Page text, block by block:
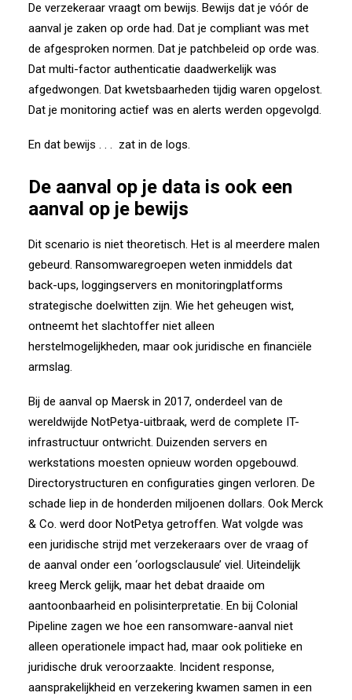
De verzekeraar vraagt om bewijs. Bewijs dat je vóór de
aanval je zaken op orde had. Dat je compliant was met
de afgesproken normen. Dat je patchbeleid op orde was.
Dat multi-factor authenticatie daadwerkelijk was
afgedwongen. Dat kwetsbaarheden tijdig waren opgelost.
Dat je monitoring actief was en alerts werden opgevolgd.
En dat bewijs . . . zat in de logs.
De aanval op je data is ook een
aanval op je bewijs
Dit scenario is niet theoretisch. Het is al meerdere malen
gebeurd. Ransomwaregroepen weten inmiddels dat
back-ups, loggingservers en monitoringplatforms
strategische doelwitten zijn. Wie het geheugen wist,
ontneemt het slachtoffer niet alleen
herstelmogelijkheden, maar ook juridische en financiële
armslag.
Bij de aanval op Maersk in 2017, onderdeel van de
wereldwijde NotPetya-uitbraak, werd de complete IT-
infrastructuur ontwricht. Duizenden servers en
werkstations moesten opnieuw worden opgebouwd.
Directorystructuren en configuraties gingen verloren. De
schade liep in de honderden miljoenen dollars. Ook Merck
& Co. werd door NotPetya getroffen. Wat volgde was
een juridische strijd met verzekeraars over de vraag of
de aanval onder een ‘oorlogsclausule’ viel. Uiteindelijk
kreeg Merck gelijk, maar het debat draaide om
aantoonbaarheid en polisinterpretatie. En bij Colonial
Pipeline zagen we hoe een ransomware-aanval niet
alleen operationele impact had, maar ook politieke en
juridische druk veroorzaakte. Incident response,
aansprakelijkheid en verzekering kwamen samen in een